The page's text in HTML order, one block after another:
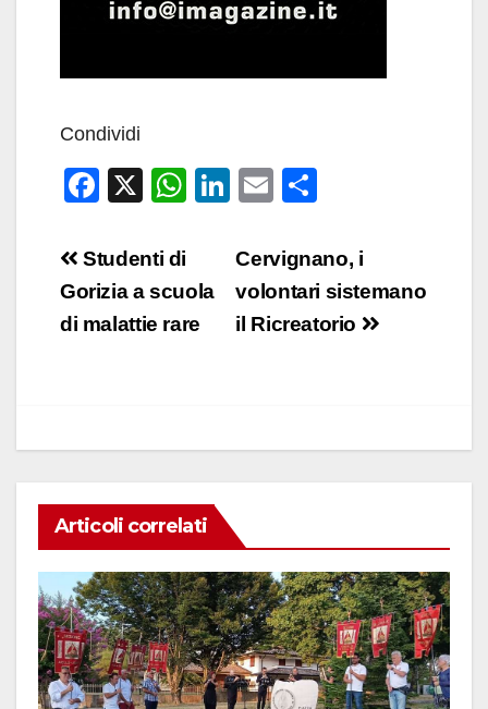
Condividi
F
c
e
b
X
W
s
A
Li
k
e
dI
E
ail n
di
vi
Navigazione
articoli
Cervignano, i
volontari sistemano
il Ricreatorio
Studenti di
Gorizia a scuola
di malattie rare
Articoli correlati